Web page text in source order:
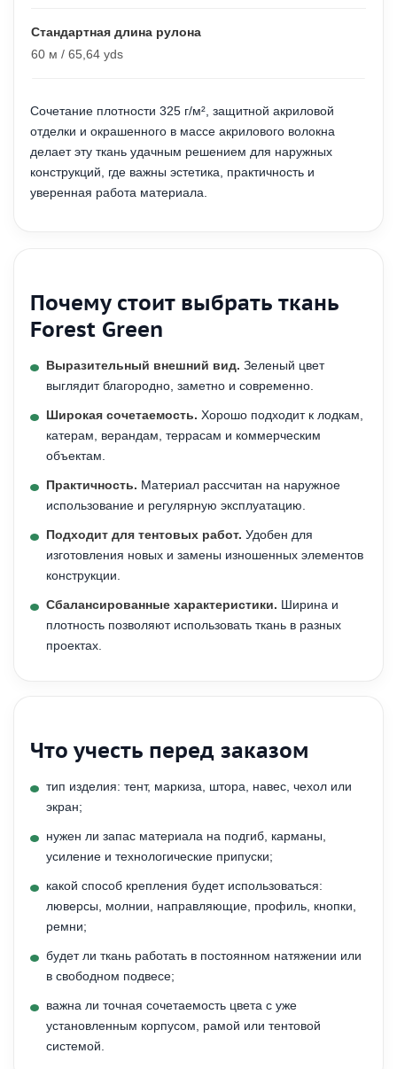
Стандартная длина рулона
60 м / 65,64 yds
Сочетание плотности 325 г/м², защитной акриловой
отделки и окрашенного в массе акрилового волокна
делает эту ткань удачным решением для наружных
конструкций, где важны эстетика, практичность и
уверенная работа материала.
Почему стоит выбрать ткань
Forest Green
Выразительный внешний вид. Зеленый цвет
выглядит благородно, заметно и современно.
Широкая сочетаемость. Хорошо подходит к лодкам,
катерам, верандам, террасам и коммерческим
объектам.
Практичность. Материал рассчитан на наружное
использование и регулярную эксплуатацию.
Подходит для тентовых работ. Удобен для
изготовления новых и замены изношенных элементов
конструкции.
Сбалансированные характеристики. Ширина и
плотность позволяют использовать ткань в разных
проектах.
Что учесть перед заказом
тип изделия: тент, маркиза, штора, навес, чехол или
экран;
нужен ли запас материала на подгиб, карманы,
усиление и технологические припуски;
какой способ крепления будет использоваться:
люверсы, молнии, направляющие, профиль, кнопки,
ремни;
будет ли ткань работать в постоянном натяжении или
в свободном подвесе;
важна ли точная сочетаемость цвета с уже
установленным корпусом, рамой или тентовой
системой.